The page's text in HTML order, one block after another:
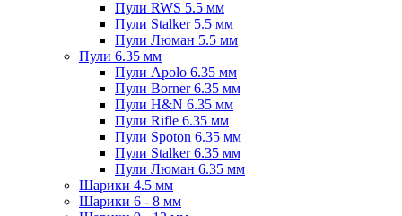
Пули RWS 5.5 мм
Пули Stalker 5.5 мм
Пули Люман 5.5 мм
Пули 6.35 мм
Пули Apolo 6.35 мм
Пули Borner 6.35 мм
Пули H&N 6.35 мм
Пули Rifle 6.35 мм
Пули Spoton 6.35 мм
Пули Stalker 6.35 мм
Пули Люман 6.35 мм
Шарики 4.5 мм
Шарики 6 - 8 мм